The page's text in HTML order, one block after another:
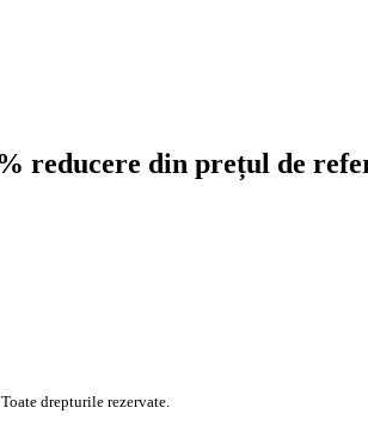
reducere din prețul de
drepturile rezervate.